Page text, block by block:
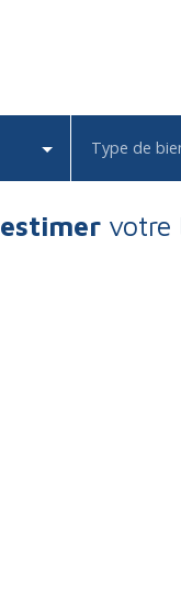
Type de
estimer votre